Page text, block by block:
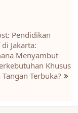
Pendidikan
Jakarta:
Menyambut
Khusus
Terbuka?